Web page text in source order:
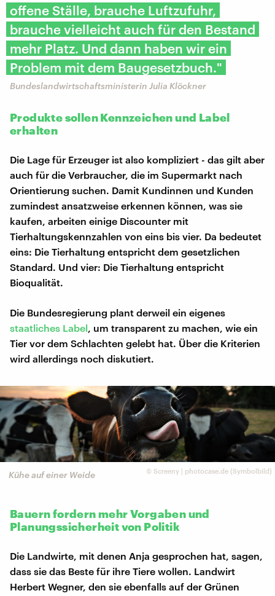
offene Ställe, brauche Luftzufuhr,
brauche vielleicht auch für den Bestand
mehr Platz. Und dann haben wir ein
Problem mit dem Baugesetzbuch."
Bundeslandwirtschaftsministerin Julia Klöckner
Produkte sollen Kennzeichen und Label
erhalten
Die Lage für Erzeuger ist also kompliziert - das gilt aber
auch für die Verbraucher, die im Supermarkt nach
Orientierung suchen. Damit Kundinnen und Kunden
zumindest ansatzweise erkennen können, was sie
kaufen, arbeiten einige Discounter mit
Tierhaltungskennzahlen von eins bis vier. Da bedeutet
eins: Die Tierhaltung entspricht dem gesetzlichen
Standard. Und vier: Die Tierhaltung entspricht
Bioqualität.
Die Bundesregierung plant derweil ein eigenes
staatliches Label, um transparent zu machen, wie ein
Tier vor dem Schlachten gelebt hat. Über die Kriterien
wird allerdings noch diskutiert.
© Screeny | photocase.de (Symbolbild)
Kühe auf einer Weide
Bauern fordern mehr Vorgaben und
Planungssicherheit von Politik
Die Landwirte, mit denen Anja gesprochen hat, sagen,
dass sie das Beste für ihre Tiere wollen. Landwirt
Herbert Wegner, den sie ebenfalls auf der Grünen